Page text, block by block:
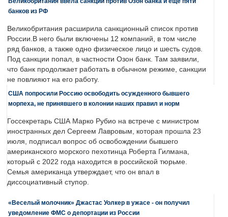
банков из РФ
Великобритания расширила санкционный список против
России.В него были включены 12 компаний, в том числе
ряд банков, а также одно физическое лицо и шесть судов.
Под санкции попал, в частности Озон банк. Там заявили,
что банк продолжает работать в обычном режиме, санкции
не повлияют на его работу.
США попросили Россию освободить осужденного бывшего
морпеха, не принявшего в колонии наших правил и норм
Госсекретарь США Марко Рубио на встрече с министром
иностранных дел Сергеем Лавровым, которая прошла 23
июля, подписал вопрос об освобождении бывшего
американского морского пехотинца Роберта Гилмана,
который с 2022 года находится в российской тюрьме.
Семья американца утверждает, что он впал в
диссоциативный ступор.
«Веселый молочник» Джастас Уолкер в ужасе - он получил
уведомление ФМС о депортации из России